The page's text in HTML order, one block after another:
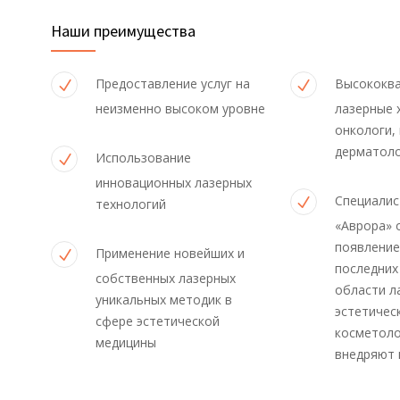
Наши преимущества
Предоставление услуг на
неизменно высоком уровне
Использование
инновационных лазерных
технологий
Применение новейших и
собственных лазерных
уникальных методик в
сфере эстетической
медицины
лазерные
«Аврора»
области
внедряют